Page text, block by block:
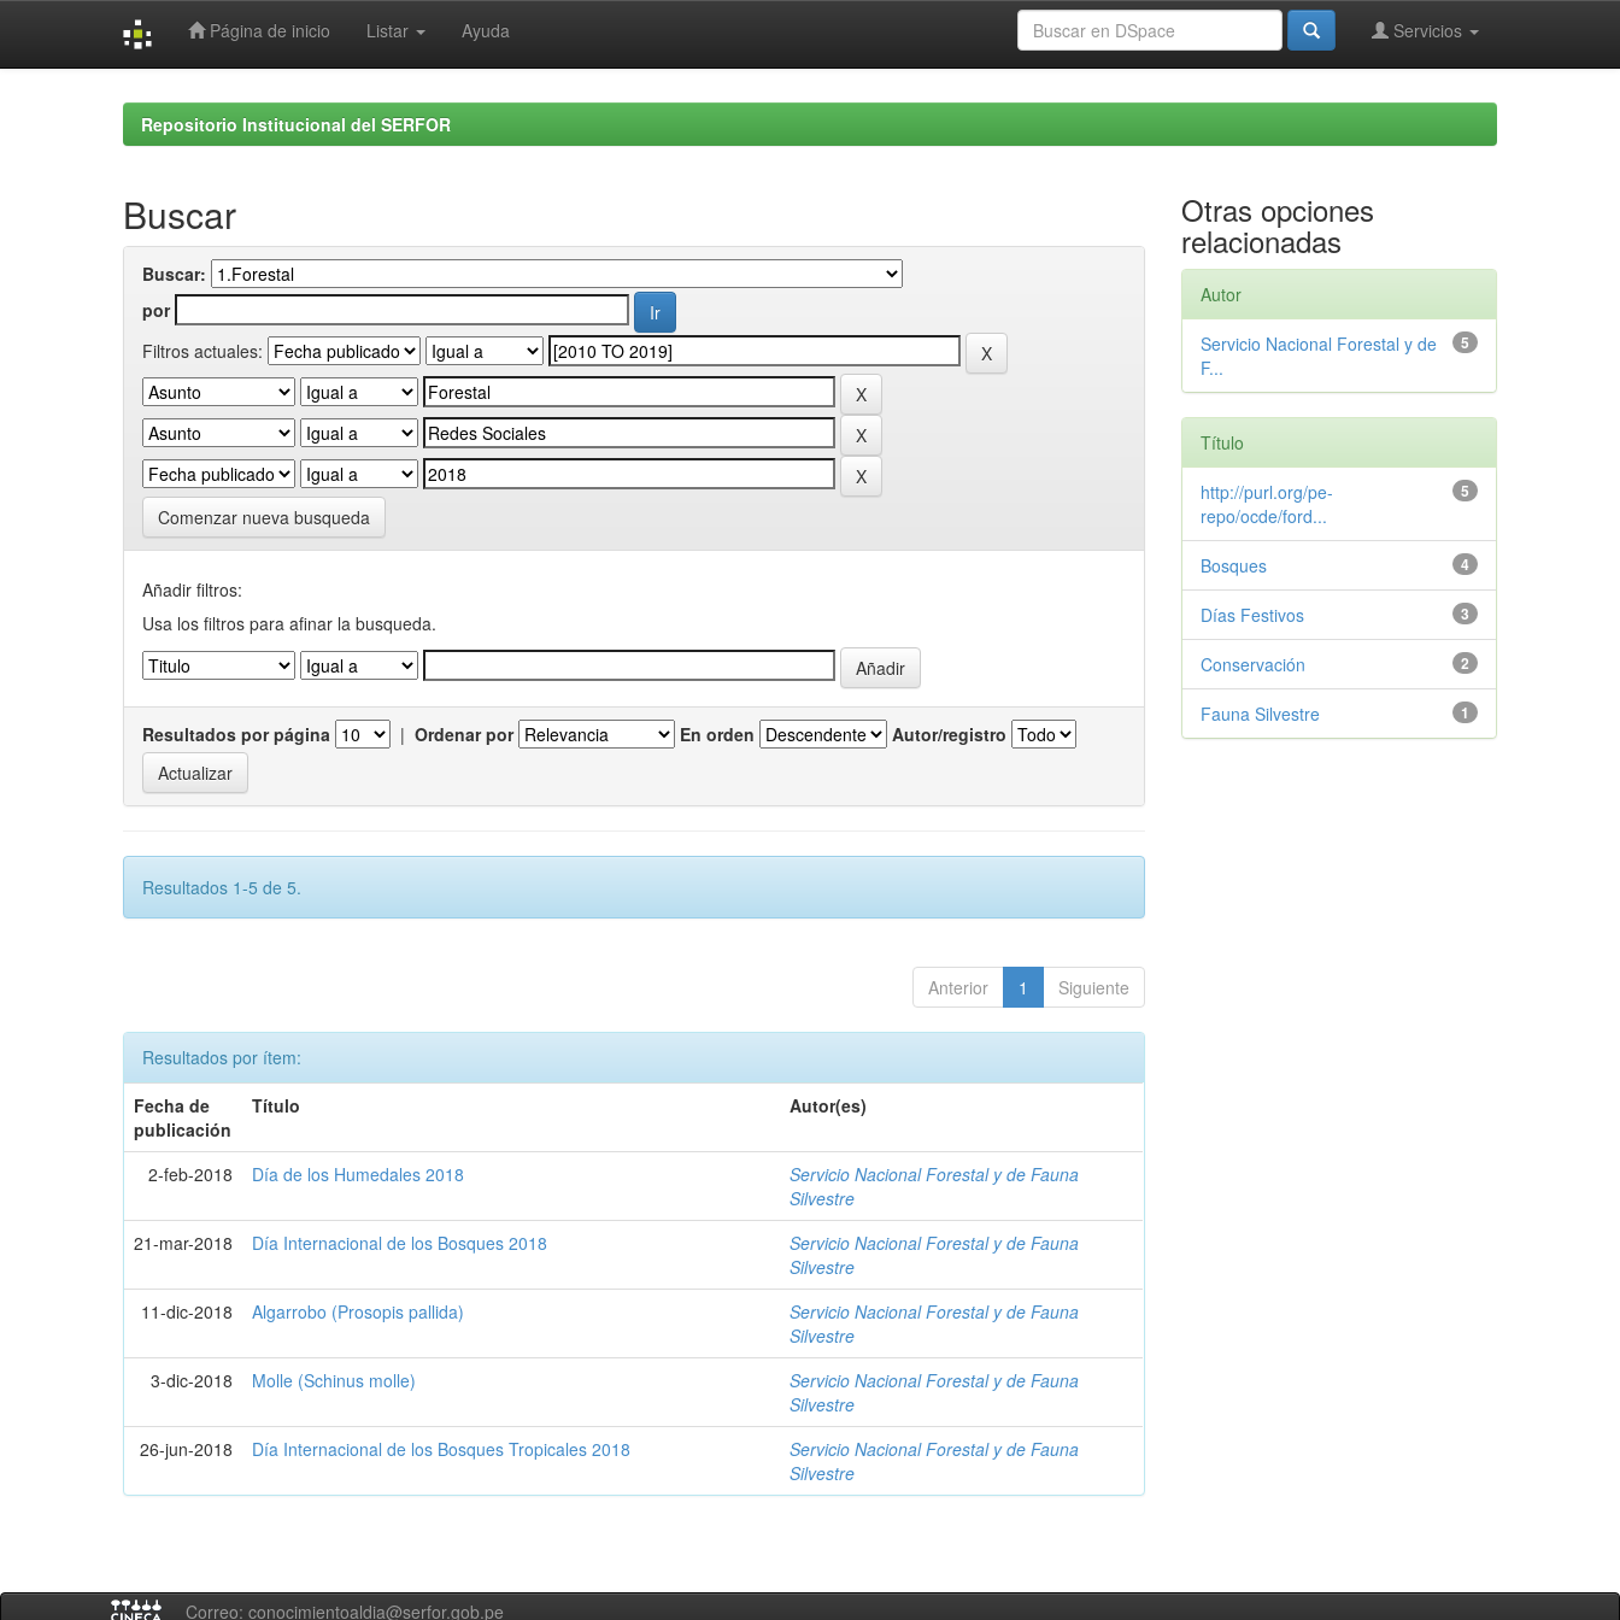
Página de inicio Listar Ayuda Servicios
Repositorio Institucional del SERFOR
Buscar
Buscar:
por
Filtros actuales:
Comenzar nueva busqueda
Añadir filtros:
Usa los filtros para afinar la busqueda.
Resultados por página | Ordenar por En orden Autor/registro
Resultados 1-5 de 5.
Anterior 1 Siguiente
Resultados por ítem:
Fecha de
publicación
Título Autor(es)
2-feb-2018 Día de los Humedales 2018
Servicio Nacional Forestal y de Fauna
Silvestre
21-mar-2018
Día Internacional de los Bosques 2018
Servicio Nacional Forestal y de Fauna
Silvestre
11-dic-2018
Algarrobo (Prosopis pallida)
Servicio Nacional Forestal y de Fauna
Silvestre
3-dic-2018
Molle (Schinus molle)
Servicio Nacional Forestal y de Fauna
Silvestre
26-jun-2018
Día Internacional de los Bosques Tropicales 2018
Servicio Nacional Forestal y de Fauna
Silvestre
Otras opciones
relacionadas
Autor
5
Servicio Nacional Forestal y de
F...
Título
5
http://purl.org/pe-
repo/ocde/ford...
4
Bosques
3
Días Festivos
2
Conservación
1
Fauna Silvestre
Correo: conocimientoaldia@serfor.gob.pe